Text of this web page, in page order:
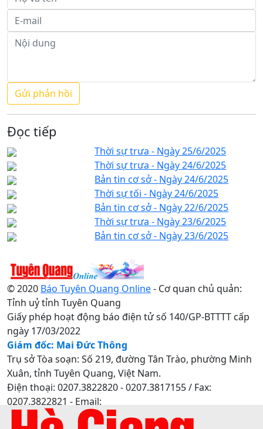
Đọc tiếp
Thời sự trưa - Ngày 25/6/2025
Thời sự trưa - Ngày 24/6/2025
Bản tin cơ sở - Ngày 24/6/2025
Thời sự tối - Ngày 24/6/2025
Bản tin cơ sở - Ngày 22/6/2025
Thời sự trưa - Ngày 23/6/2025
Bản tin cơ sở - Ngày 23/6/2025
© 2020 Báo Tuyên Quang Online- Cơ quan chủ quản:
Tỉnh uỷ tỉnh Tuyên Quang
Giấy phép hoạt động báo điện tử số 140/GP-BTTTT cấp
ngày 17/03/2022
Giám đốc: Mai Đức Thông
Trụ sở Tòa soạn: Số 219, đường Tân Trào, phường Minh
Xuân, tỉnh Tuyên Quang, Việt Nam.
Điện thoại: 0207.3822820 - 0207.3817155 / Fax:
0207.3822821 - Email:
baotuyenquang.com.vn@gmail.com